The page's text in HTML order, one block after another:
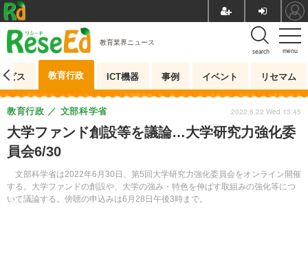
menu
search
教育業界ニュース
ビス 教育行政 ICT機器 事例 イベント リセマム
大学ファンド創設等を議論…大学研究力強化委
員会6/30
文部科学省は2022年6月30日、第5回大学研究力強化委員会をオンライン開催
する。大学ファンドの創設や、大学の強み・特色を伸ばす取組みの強化等につ
いて議論する。傍聴の申込みは6月28日午後3時まで。
教育行政 文部科学省 2022.6.22 Wed 13:45